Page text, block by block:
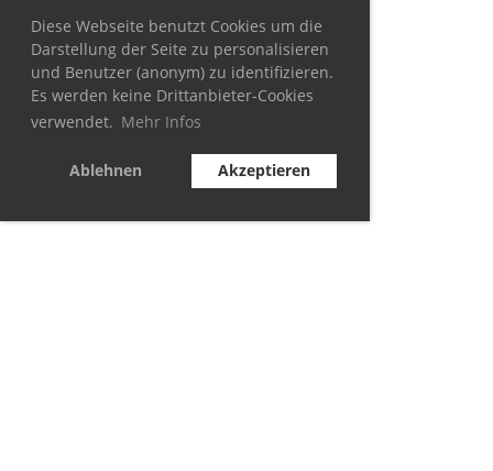
Diese Webseite benutzt Cookies um die
Darstellung der Seite zu personalisieren
und Benutzer (anonym) zu identifizieren.
Es werden keine Drittanbieter-Cookies
verwendet. Mehr Infos
Ablehnen Akzeptieren